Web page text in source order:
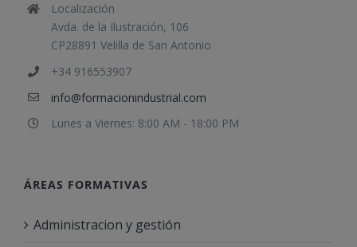
Localización
Avda. de la Ilustración, 106
CP28891 Velilla de San Antonio
+34 916553907
info@formacionindustrial.com
Lunes a Viernes: 8:00 AM - 18:00 PM
ÁREAS FORMATIVAS
Administracion y gestión